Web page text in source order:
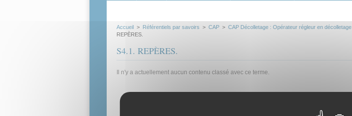
Accueil > Référentiels par savoirs > CAP > CAP Décolletage : Opérateur régleur en décolletage
REPÈRES.
S4.1. REPÈRES.
Il n'y a actuellement aucun contenu classé avec ce terme.